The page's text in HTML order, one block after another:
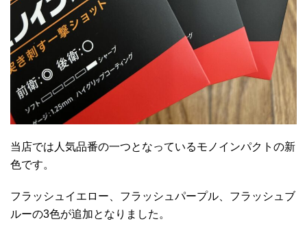
当店では人気品番の一つとなっているモノインパクトの新
色です。
フラッシュイエロー、フラッシュパープル、フラッシュブ
ルーの3色が追加となりました。